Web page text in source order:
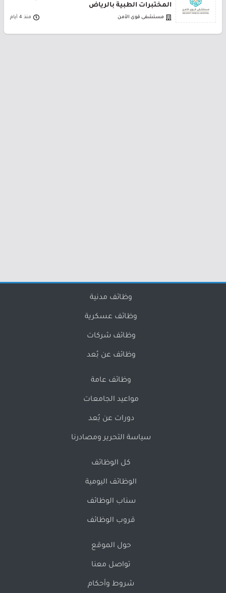
المختبرات الطبية بالرياض
مستشفى قوى الأمن منذ 4 أيام
وظائف مدنية
وظائف عسكرية
وظائف شركات
وظائف عن بُعد
وظائف عامة
مواعيد الجامعات
دورات عن بُعد
سياسة التحرير ومصادرنا
كل الوظائف
الوظائف اليومية
سناب الوظائف
قروب الوظائف
حول الموقع
تواصل معنا
شروط وأحكام